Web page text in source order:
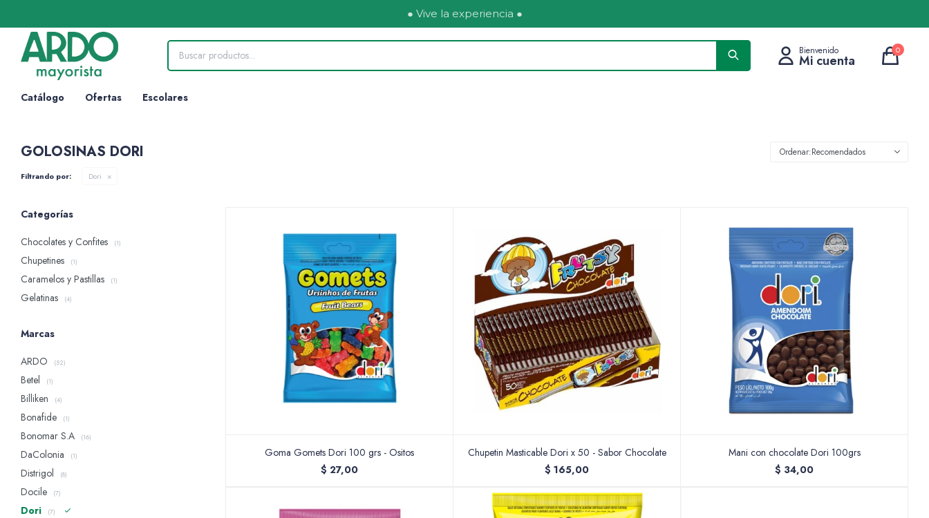
● Vive la experiencia ●
Catálogo Ofertas Escolares
0
GOLOSINAS DORI Recomendados
Filtrando por: Dori
Goma Gomets Dori 100 grs - Ositos
$ 27,00
Chupetin Masticable Dori x 50 - Sabor Chocolate
$ 165,00
Mani con chocolate Dori 100grs
$ 34,00
Categorías
Chocolates y Confites
(1)
Chupetines (1)
Caramelos y Pastillas (1)
Gelatinas (4)
Marcas
ARDO
(52)
Betel (1)
Billiken (4)
Bonafide (1)
Bonomar S.A (16)
DaColonia (1)
Distrigol (8)
Docile (7)
Dori (7)